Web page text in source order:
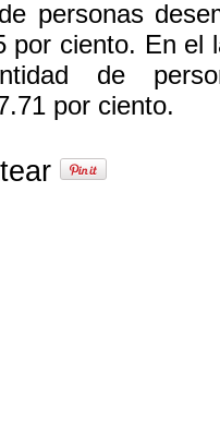
personas
por ciento. En el
de
por ciento.